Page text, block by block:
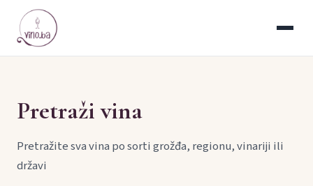
Pretraži vina
Pretražite sva vina po sorti grožđa, regionu, vinariji ili
državi